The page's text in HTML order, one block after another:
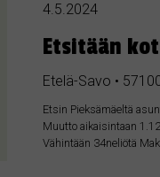
4.5.2024
Etsitään
Etelä-Savo •
Etsin Pieksämäeltä
Muutto aikaisintaan
Vähintään 34neliötä